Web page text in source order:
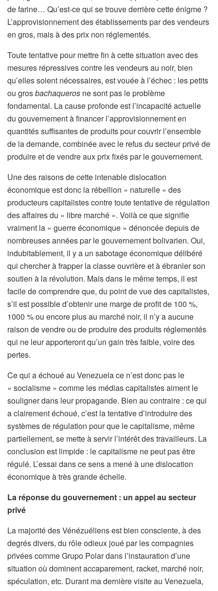
de farine… Qu’est-ce qui se trouve derrière cette énigme ?
L’approvisionnement des établissements par des vendeurs
en gros, mais à des prix non réglementés.
Toute tentative pour mettre fin à cette situation avec des
mesures répressives contre les vendeurs au noir, bien
qu’elles soient nécessaires, est vouée à l’échec : les petits
ou grosbachaqueros ne sont pas le problème
fondamental. La cause profonde est l’incapacité actuelle
du gouvernement à financer l’approvisionnement en
quantités suffisantes de produits pour couvrir l’ensemble
de la demande, combinée avec le refus du secteur privé de
produire et de vendre aux prix fixés par le gouvernement.
Une des raisons de cette intenable dislocation
économique est donc la rébellion « naturelle » des
producteurs capitalistes contre toute tentative de régulation
des affaires du « libre marché ». Voilà ce que signifie
vraiment la « guerre économique » dénoncée depuis de
nombreuses années par le gouvernement bolivarien. Oui,
indubitablement, il y a un sabotage économique délibéré
qui chercher à frapper la classe ouvrière et à ébranler son
soutien à la révolution. Mais dans le même temps, il est
facile de comprendre que, du point de vue des capitalistes,
s’il est possible d’obtenir une marge de profit de 100 %,
1000 % ou encore plus au marché noir, il n’y a aucune
raison de vendre ou de produire des produits réglementés
qui ne leur apporteront qu’un gain très faible, voire des
pertes.
Ce qui a échoué au Venezuela ce n’est donc pas le
« socialisme » comme les médias capitalistes aiment le
souligner dans leur propagande. Bien au contraire : ce qui
a clairement échoué, c’est la tentative d’introduire des
systèmes de régulation pour que le capitalisme, même
partiellement, se mette à servir l’intérêt des travailleurs. La
conclusion est limpide : le capitalisme ne peut pas être
régulé. L’essai dans ce sens a mené à une dislocation
économique à très grande échelle.
La réponse du gouvernement : un appel au secteur
privé
La majorité des Vénézuéliens est bien consciente, à des
degrés divers, du rôle odieux joué par les compagnies
privées comme Grupo Polar dans l’instauration d’une
situation où dominent accaparement, racket, marché noir,
spéculation, etc. Durant ma dernière visite au Venezuela,